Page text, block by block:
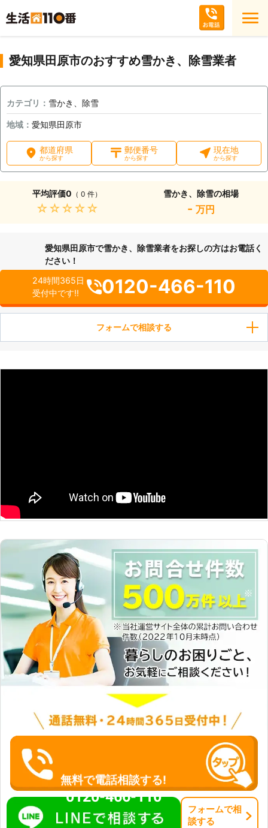
愛知県田原市のおすすめ雪かき、除雪業者
カテゴリ： 雪かき、除雪
地域： 愛知県田原市
都道府県
から探す
郵便番号
から探す
現在地
から探す
平均評価0 （ 0 件）
★★★★★
雪かき、除雪の相場
- 万円
愛知県田原市で雪かき、除雪業者をお探しの方はお電話く
ださい！
24時間365日
受付中です!!
0120-466-110
フォームで相談する
無料で電話相談する!
0120-466-110
フォームで相
談する